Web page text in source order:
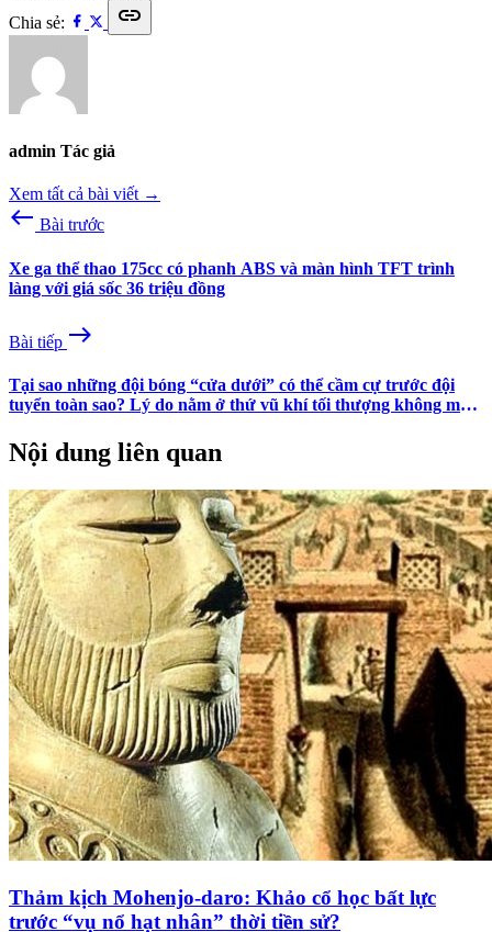
Chia sẻ:
link
admin Tác giả
Xem tất cả bài viết →
west Bài trước
Xe ga thể thao 175cc có phanh ABS và màn hình TFT trình
làng với giá sốc 36 triệu đồng
Bài tiếp east
Tại sao những đội bóng “cửa dưới” có thể cầm cự trước đội
tuyển toàn sao? Lý do nằm ở thứ vũ khí tối thượng không mua
Nội dung liên quan
Thảm kịch Mohenjo-daro: Khảo cổ học bất lực
trước “vụ nổ hạt nhân” thời tiền sử?